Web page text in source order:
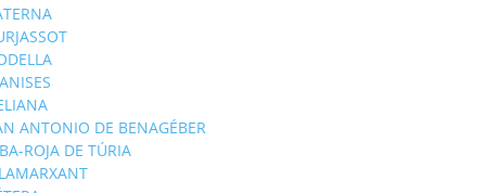
ANTONIO DE BENAGÉBER
ROJA DE TÚRIA